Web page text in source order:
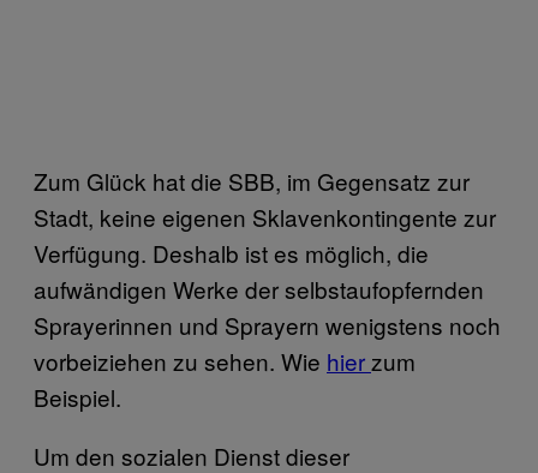
Zum Glück hat die SBB, im Gegensatz zur
Stadt, keine eigenen Sklavenkontingente zur
Verfügung. Deshalb ist es möglich, die
aufwändigen Werke der selbstaufopfernden
Sprayerinnen und Sprayern wenigstens noch
vorbeiziehen zu sehen. Wie hierzum
Beispiel.
Um den sozialen Dienst dieser